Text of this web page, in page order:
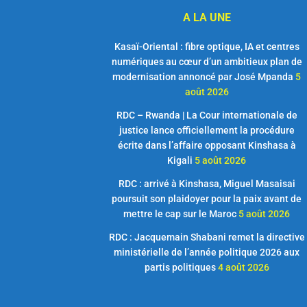
A LA UNE
Kasaï-Oriental : fibre optique, IA et centres
numériques au cœur d’un ambitieux plan de
modernisation annoncé par José Mpanda 5
août 2026
RDC – Rwanda | La Cour internationale de
justice lance officiellement la procédure
écrite dans l’affaire opposant Kinshasa à
Kigali 5 août 2026
RDC : arrivé à Kinshasa, Miguel Masaisai
poursuit son plaidoyer pour la paix avant de
mettre le cap sur le Maroc 5 août 2026
RDC : Jacquemain Shabani remet la directive
ministérielle de l’année politique 2026 aux
partis politiques 4 août 2026